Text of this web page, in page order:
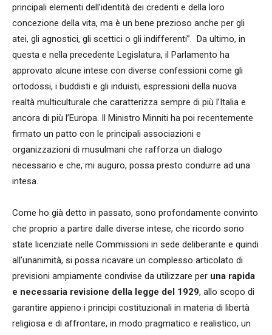
principali elementi dell’identità dei credenti e della loro
concezione della vita, ma è un bene prezioso anche per gli
atei, gli agnostici, gli scettici o gli indifferenti”. Da ultimo, in
questa e nella precedente Legislatura, il Parlamento ha
approvato alcune intese con diverse confessioni come gli
ortodossi, i buddisti e gli induisti, espressioni della nuova
realtà multiculturale che caratterizza sempre di più l’Italia e
ancora di più l’Europa. Il Ministro Minniti ha poi recentemente
firmato un patto con le principali associazioni e
organizzazioni di musulmani che rafforza un dialogo
necessario e che, mi auguro, possa presto condurre ad una
intesa.
Come ho già detto in passato, sono profondamente convinto
che proprio a partire dalle diverse intese, che ricordo sono
state licenziate nelle Commissioni in sede deliberante e quindi
all’unanimità, si possa ricavare un complesso articolato di
previsioni ampiamente condivise da utilizzare per una rapida
e necessaria revisione della legge del 1929, allo scopo di
garantire appieno i principi costituzionali in materia di libertà
religiosa e di affrontare, in modo pragmatico e realistico, un